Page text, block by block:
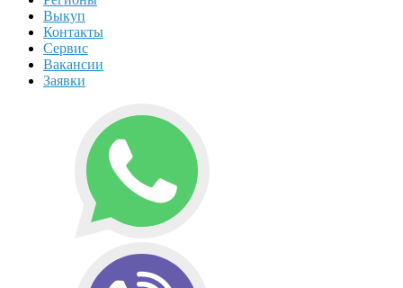
Выкуп
Контакты
Сервис
Вакансии
Заявки